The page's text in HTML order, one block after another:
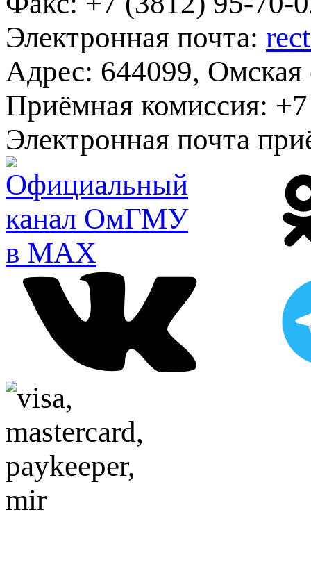
Электронная почта:
Адрес: 644099, Омская
Приёмная комиссия:
Электронная почта